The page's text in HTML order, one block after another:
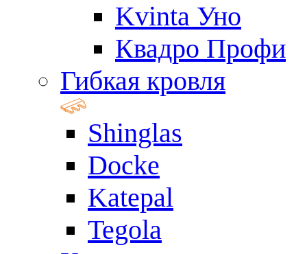
Kvinta Уно
Квадро Профи
Гибкая кровля
Shinglas
Docke
Katepal
Tegola